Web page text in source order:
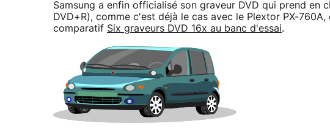
Samsung a enfin officialisé son graveur DVD qui prend en
DVD+R), comme c'est déjà le cas avec le Plextor PX-
comparatif Six graveurs DVD 16x au banc d'essai.